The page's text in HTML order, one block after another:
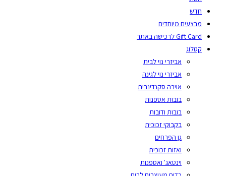
חדש
מבצעים מיוחדים
Gift Card לרכישה באתר
קטלוג
אביזרי נוי לבית
אביזרי נוי לגינה
אוירה סקנדינבית
בובות אספנות
בובות ודובות
בקבוקי זכוכית
גן הפרחים
ואזות זכוכית
וינטאג' ואספנות